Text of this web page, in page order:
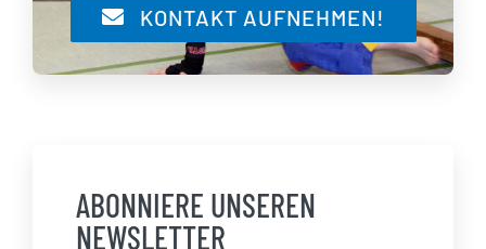
KONTAKT AUFNEHMEN!
ABONNIERE UNSEREN
NEWSLETTER